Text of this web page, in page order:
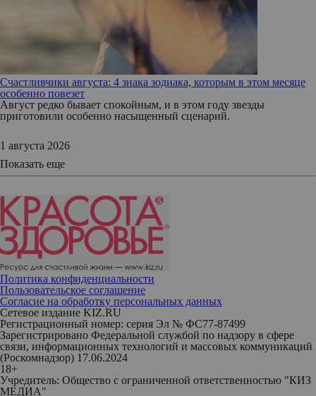
Счастливчики августа: 4 знака зодиака, которым в этом месяце
особенно повезет
Август редко бывает спокойным, и в этом году звезды
приготовили особенно насыщенный сценарий.
1 августа 2026
Показать еще
Политика конфиденциальности
Пользовательское соглашение
Согласие на обработку персональных данных
Сетевое издание KIZ.RU
Регистрационный номер: серия Эл № ФС77-87499
Зарегистрировано Федеральной службой по надзору в сфере
связи, информационных технологий и массовых коммуникаций
(Роскомнадзор) 17.06.2024
18+
Учредитель: Общество с ограниченной ответственностью "КИЗ
МЕДИА"